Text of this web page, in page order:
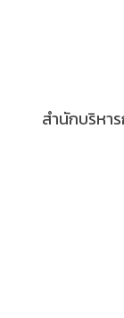
สำนักบริหา